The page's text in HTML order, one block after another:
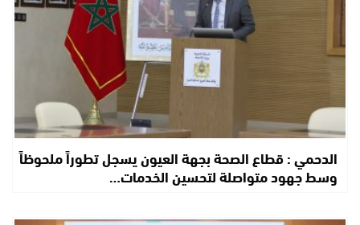
الدحمي : قطاع الصحة بجهة العيون يسجل تطوراً ملحوظاً
وسط جهود متواصلة لتحسين الخدمات…